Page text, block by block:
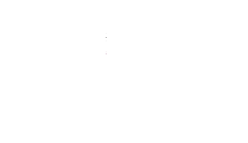
一般價格
HK$759.00
春日65 折優惠